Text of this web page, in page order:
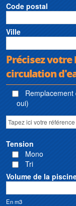
Code postal
Ville
Précisez votre
circulation
oui)
Tension
Mono
Tri
Volume de la
En m3